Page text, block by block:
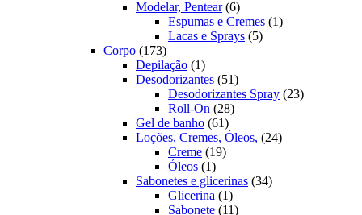
produtos
Modelar, Pentear 66
produtos
Espumas e Cremes 11
Lacas e Sprays 55
Corpo 173173
produtos
Depilação 11
produto
Desodorizantes 5151
produtos
Desodorizantes Spray 2323
Roll-On 2828
Gel de banho 6161
produtos
Loções, Cremes, Óleos, 2424
Creme 1919
Óleos 11
produto
Sabonetes e glicerinas 3434
Glicerina 11
produto
Sabonete 1111